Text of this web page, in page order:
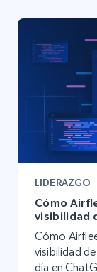
LIDERAZGO
Cómo
visibilidad
Cómo
visibilidad
día en